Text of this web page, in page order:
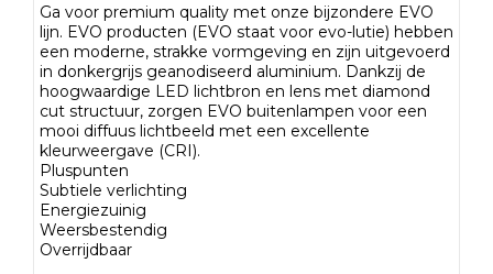
Ga voor premium quality met onze bijzondere EVO
lijn. EVO producten (EVO staat voor evo-lutie) hebben
een moderne, strakke vormgeving en zijn uitgevoerd
in donkergrijs geanodiseerd aluminium. Dankzij de
hoogwaardige LED lichtbron en lens met diamond
cut structuur, zorgen EVO buitenlampen voor een
mooi diffuus lichtbeeld met een excellente
kleurweergave (CRI).
Pluspunten
Subtiele verlichting
Energiezuinig
Weersbestendig
Overrijdbaar